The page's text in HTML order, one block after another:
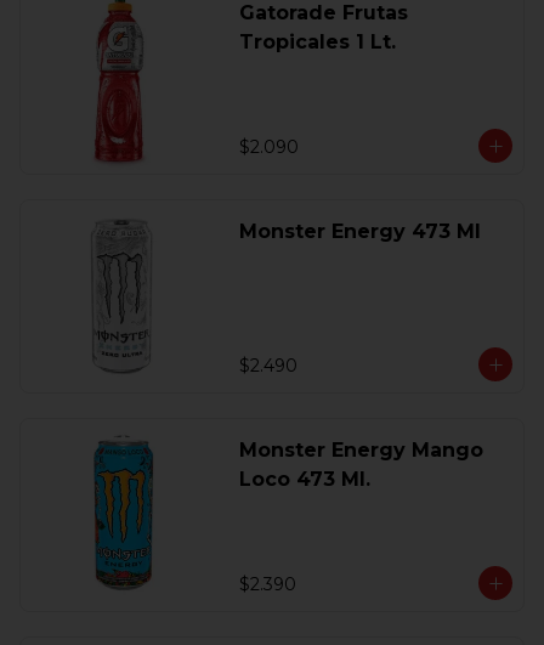
Gatorade Frutas
Tropicales 1 Lt.
$2.090
Monster Energy 473 Ml
$2.490
Monster Energy Mango
Loco 473 Ml.
$2.390